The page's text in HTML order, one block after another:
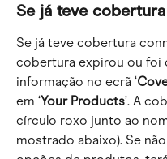
Se já teve
Se já teve cobertura
cobertura expirou ou foi
informação no ecrã ‘
em ‘Your Products’. A
círculo roxo junto ao
mostrado abaixo). Se